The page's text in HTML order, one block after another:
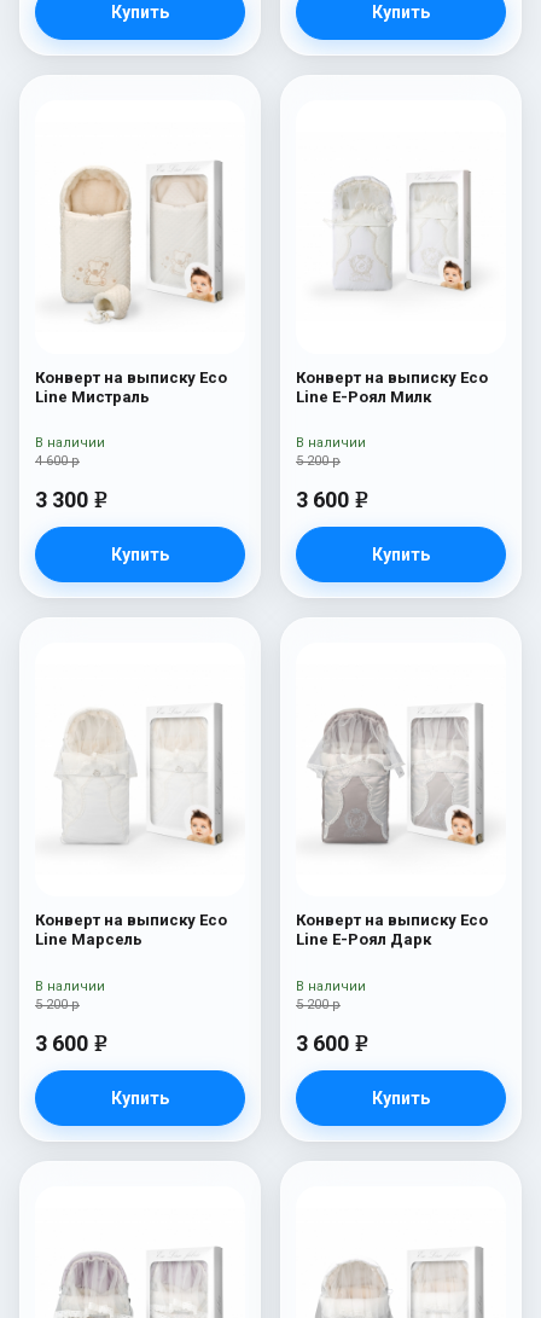
Купить Купить
Конверт на выписку Eco
Line Мистраль
4 600 р
3 300 e
Купить
В наличии
Конверт на выписку Eco
Line Е-Роял Милк
5 200 р
3 600 e
Купить
В наличии
Конверт на выписку Eco
Line Марсель
5 200 р
3 600 e
Купить
В наличии
Конверт на выписку Eco
Line Е-Роял Дарк
5 200 р
3 600 e
Купить
В наличии